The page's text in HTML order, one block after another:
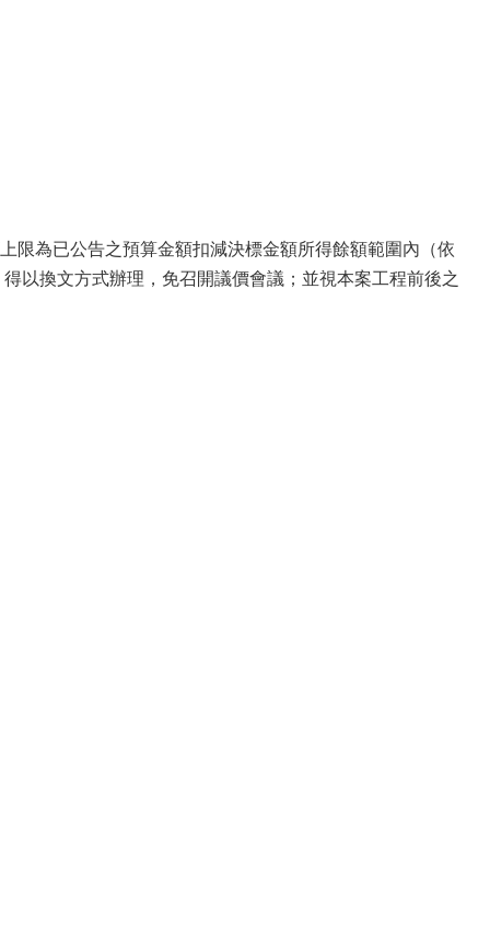
限為已公告之預算金額扣減決標金額所得餘額範圍內（依
以換文方式辦理，免召開議價會議；並視本案工程前後之